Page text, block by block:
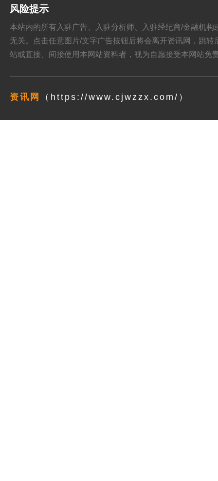
风险提示
本站内的所有入驻广告、入驻分析师、入驻经纪商/金融机
无关。点击任意图片/文字广告按钮后将会离开资讯网，跳
站或直接、间接使用本网站资料者，视为自愿接受本网站免
资讯网 （https://www.cjwzzx.com/）